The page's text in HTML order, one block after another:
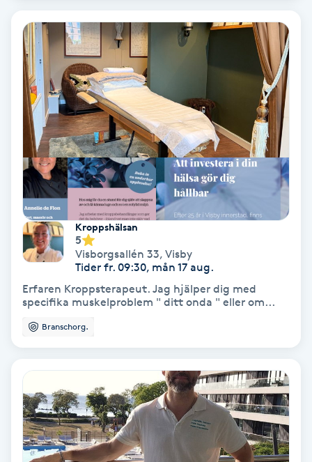
Color correction
Cryoterapi
Damklippning
Dermapen
Diamantslipning
Enzympeeling
Extensions
Eyeliner-tatuering
Face framing
Kroppshälsan
5
Visborgsallén 33, Visby
Tider fr. 09:30, mån 17 aug.
Erfaren Kroppsterapeut. Jag hjälper dig med
specifika muskelproblem " ditt onda " eller om...
Branschorg.